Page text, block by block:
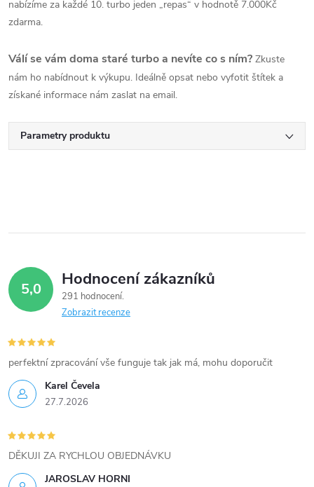
nabízíme za každé 10. turbo jeden „repas“ v hodnotě 7.000Kč
zdarma.
Válí se vám doma staré turbo a nevíte co s ním? Zkuste
nám ho nabídnout k výkupu. Ideálně opsat nebo vyfotit štítek a
získané informace nám zaslat na email.
Parametry produktu
5,0 Hodnocení zákazníků
291 hodnocení
Zobrazit recenze
Karel Čevela
27.7.2026
perfektní zpracování vše funguje tak jak má, mohu doporučit
JAROSLAV HORNI
DĚKUJI ZA RYCHLOU OBJEDNÁVKU